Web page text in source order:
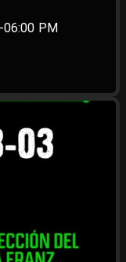
06:00 PM